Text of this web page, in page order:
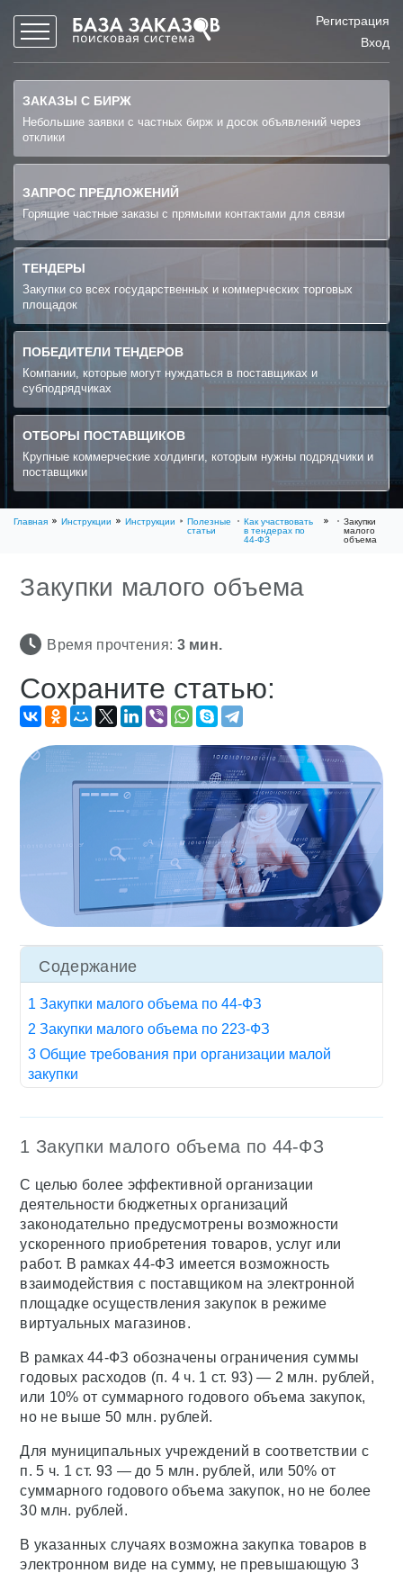
Регистрация
Вход
ЗАКАЗЫ С БИРЖ
Небольшие заявки с частных бирж и досок объявлений через
отклики
ЗАПРОС ПРЕДЛОЖЕНИЙ
Горящие частные заказы с прямыми контактами для связи
ТЕНДЕРЫ
Закупки со всех государственных и коммерческих торговых
площадок
ПОБЕДИТЕЛИ ТЕНДЕРОВ
Компании, которые могут нуждаться в поставщиках и
субподрядчиках
ОТБОРЫ ПОСТАВЩИКОВ
Крупные коммерческие холдинги, которым нужны подрядчики и
поставщики
Главная Инструкции Инструкции
Полезные
статьи
Как участвовать
в тендерах по
44-ФЗ
Закупки
малого
объема
Закупки малого объема
Время прочтения: 3мин.
Сохраните статью:
Содержание
1 Закупки малого объема по 44-ФЗ
2 Закупки малого объема по 223-ФЗ
3 Общие требования при организации малой
закупки
1 Закупки малого объема по 44-ФЗ
С целью более эффективной организации
деятельности бюджетных организаций
законодательно предусмотрены возможности
ускоренного приобретения товаров, услуг или
работ. В рамках 44-ФЗ имеется возможность
взаимодействия с поставщиком на электронной
площадке осуществления закупок в режиме
виртуальных магазинов.
В рамках 44-ФЗ обозначены ограничения суммы
годовых расходов (п. 4 ч. 1 ст. 93) — 2 млн. рублей,
или 10% от суммарного годового объема закупок,
но не выше 50 млн. рублей.
Для муниципальных учреждений в соответствии с
п. 5 ч. 1 ст. 93 — до 5 млн. рублей, или 50% от
суммарного годового объема закупок, но не более
30 млн. рублей.
В указанных случаях возможна закупка товаров в
электронном виде на сумму, не превышающую 3